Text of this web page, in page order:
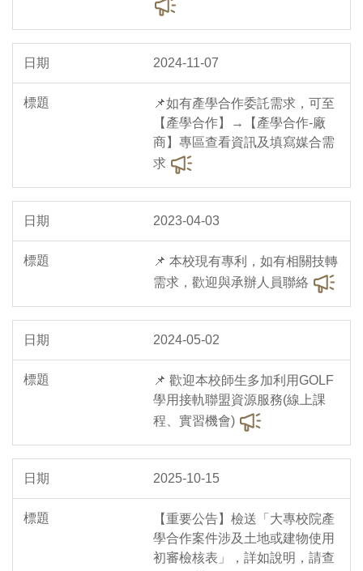
2024-11-07
📌如有產學合作委託需求，可至
【產學合作】→【產學合作-廠
商】專區查看資訊及填寫媒合需
求
2023-04-03
📌 本校現有專利，如有相關技轉
需求，歡迎與承辦人員聯絡
2024-05-02
📌 歡迎本校師生多加利用GOLF
學用接軌聯盟資源服務(線上課
程、實習機會)
2025-10-15
【重要公告】檢送「大專校院產
學合作案件涉及土地或建物使用
初審檢核表」，詳如說明，請查